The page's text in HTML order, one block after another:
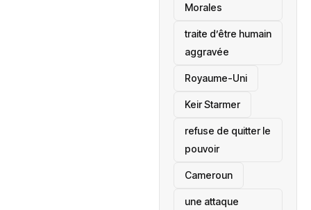
Morales
traite d’être humain
aggravée
‎Royaume-Uni
Keir Starmer
refuse de quitter le
pouvoir
‎Cameroun
une attaque